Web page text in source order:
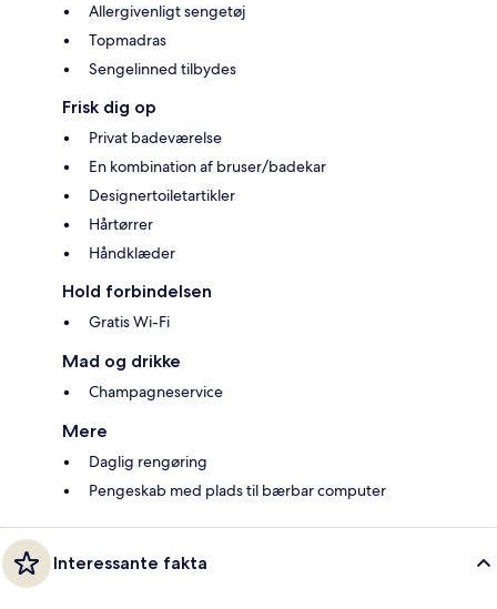
Allergivenligt sengetøj
Topmadras
Sengelinned tilbydes
Frisk dig op
Privat badeværelse
En kombination af bruser/badekar
Designertoiletartikler
Hårtørrer
Håndklæder
Hold forbindelsen
Gratis Wi-Fi
Mad og drikke
Champagneservice
Mere
Daglig rengøring
Pengeskab med plads til bærbar computer
Interessante fakta